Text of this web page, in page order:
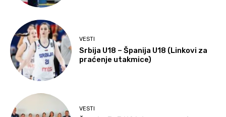
VESTI
Srbija U18 – Španija U18 (Linkovi za
praćenje utakmice)
VESTI